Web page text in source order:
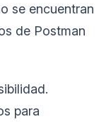
se encuentran
de Postman
para